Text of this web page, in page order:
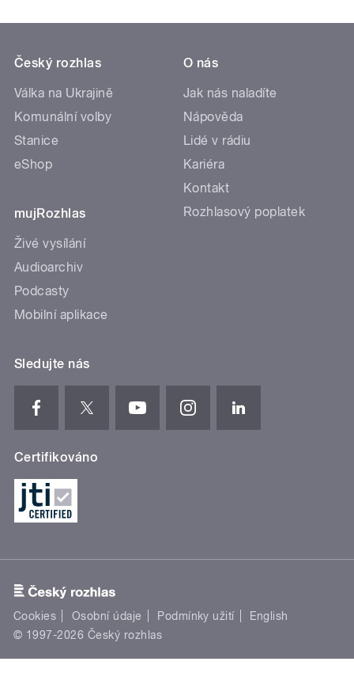
Český rozhlas
Válka na Ukrajině
Komunální volby
Stanice
eShop
mujRozhlas
Živé vysílání
Audioarchiv
Podcasty
Mobilní aplikace
O nás
Jak nás naladíte
Nápověda
Lidé v rádiu
Kariéra
Kontakt
Rozhlasový poplatek
Sledujte nás
Certifikováno
Cookies Osobní údaje Podmínky užití
English
© 1997-2026 Český rozhlas